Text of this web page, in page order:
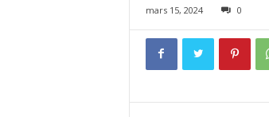
mars 15, 2024 0